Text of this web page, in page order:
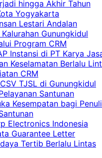
hingga Akhir Tahun
Yogyakarta
Lestari Andalan
Gunungkidul
Program CRM
Instansi di PT Karya
Keselamatan Berlalu
CRM
TJSL di Gunungkidul
Santunan
Kesempatan bagi
Electronics Indonesia
Guarantee Letter
Tertib Berlalu Lintas